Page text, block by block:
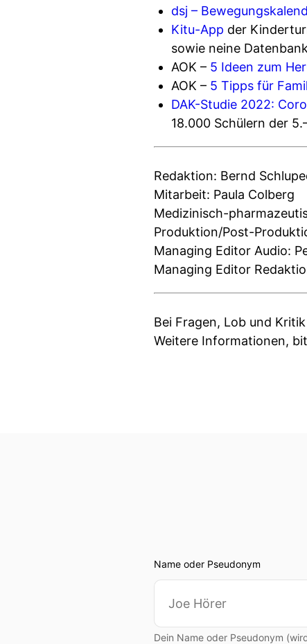
dsj –
Kitu-App der
sowie neine
AOK – 5 Ideen zum
AOK – 5 Tipps für
DAK-Studie 2022:
18.000 Schülern der
Redaktion: Bernd
Mitarbeit: Paula Colberg
Medizinisch-
Produktion/Post-
Managing Editor Audio:
Managing Editor
Bei Fragen, Lob und
Weitere Informationen,
Name oder Pseudonym
Dein Name oder Pseudonym